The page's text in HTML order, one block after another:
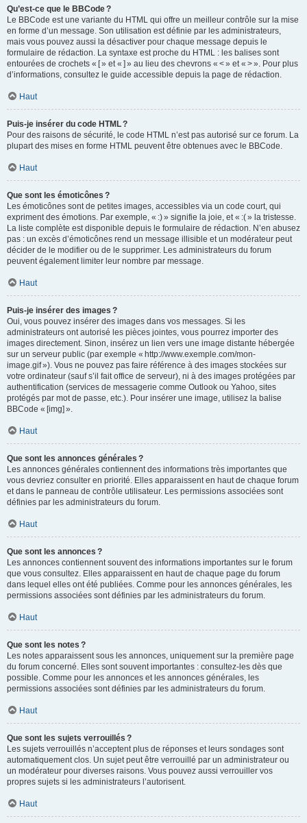
Qu’est-ce que le BBCode ?
Le BBCode est une variante du HTML qui offre un meilleur contrôle sur la mise
en forme d’un message. Son utilisation est définie par les administrateurs,
mais vous pouvez aussi la désactiver pour chaque message depuis le
formulaire de rédaction. La syntaxe est proche du HTML : les balises sont
entourées de crochets « [ » et « ] » au lieu des chevrons « < » et « > ». Pour plus
d’informations, consultez le guide accessible depuis la page de rédaction.
Haut
Puis-je insérer du code HTML ?
Pour des raisons de sécurité, le code HTML n’est pas autorisé sur ce forum. La
plupart des mises en forme HTML peuvent être obtenues avec le BBCode.
Haut
Que sont les émoticônes ?
Les émoticônes sont de petites images, accessibles via un code court, qui
expriment des émotions. Par exemple, « :) » signifie la joie, et « :( » la tristesse.
La liste complète est disponible depuis le formulaire de rédaction. N’en abusez
pas : un excès d’émoticônes rend un message illisible et un modérateur peut
décider de le modifier ou de le supprimer. Les administrateurs du forum
peuvent également limiter leur nombre par message.
Haut
Puis-je insérer des images ?
Oui, vous pouvez insérer des images dans vos messages. Si les
administrateurs ont autorisé les pièces jointes, vous pourrez importer des
images directement. Sinon, insérez un lien vers une image distante hébergée
sur un serveur public (par exemple « http://www.exemple.com/mon-
image.gif »). Vous ne pouvez pas faire référence à des images stockées sur
votre ordinateur (sauf s’il fait office de serveur), ni à des images protégées par
authentification (services de messagerie comme Outlook ou Yahoo, sites
protégés par mot de passe, etc.). Pour insérer une image, utilisez la balise
BBCode « [img] ».
Haut
Que sont les annonces générales ?
Les annonces générales contiennent des informations très importantes que
vous devriez consulter en priorité. Elles apparaissent en haut de chaque forum
et dans le panneau de contrôle utilisateur. Les permissions associées sont
définies par les administrateurs du forum.
Haut
Que sont les annonces ?
Les annonces contiennent souvent des informations importantes sur le forum
que vous consultez. Elles apparaissent en haut de chaque page du forum
dans lequel elles ont été publiées. Comme pour les annonces générales, les
permissions associées sont définies par les administrateurs du forum.
Haut
Que sont les notes ?
Les notes apparaissent sous les annonces, uniquement sur la première page
du forum concerné. Elles sont souvent importantes : consultez-les dès que
possible. Comme pour les annonces et les annonces générales, les
permissions associées sont définies par les administrateurs du forum.
Haut
Que sont les sujets verrouillés ?
Les sujets verrouillés n’acceptent plus de réponses et leurs sondages sont
automatiquement clos. Un sujet peut être verrouillé par un administrateur ou
un modérateur pour diverses raisons. Vous pouvez aussi verrouiller vos
propres sujets si les administrateurs l’autorisent.
Haut